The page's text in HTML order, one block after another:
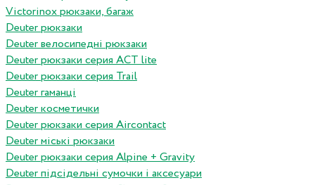
Victorinox рюкзаки, багаж
Deuter рюкзаки
Deuter велосипедні рюкзаки
Deuter рюкзаки серия ACT lite
Deuter рюкзаки серия Trail
Deuter гаманці
Deuter косметички
Deuter рюкзаки серия Aircontact
Deuter міські рюкзаки
Deuter рюкзаки серия Alpine + Gravity
Deuter підсідельні сумочки і аксесуари